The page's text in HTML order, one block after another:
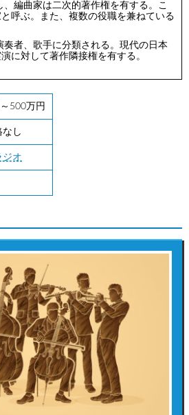
編曲家は二次的著作権を有する。こ
呼ぶ。また、複数の役職を兼ねている
奏者、歌手に分類される。現代の日本
に対して著作隣接権を有する。
500万円
なし
ジオ